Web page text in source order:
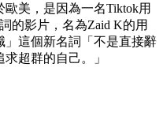
美，是因為一名Tiktok用
的影片，名為Zaid K的用
」這個新名詞「不是直接辭
超群的自己。」